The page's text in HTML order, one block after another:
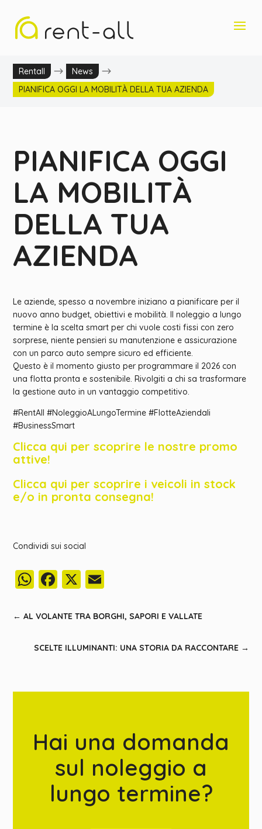
Rentall $ News $
PIANIFICA OGGI LA MOBILITÀ DELLA TUA AZIENDA
PIANIFICA OGGI
LA MOBILITÀ
DELLA TUA
AZIENDA
Le aziende, spesso a novembre iniziano a pianificare per il
nuovo anno budget, obiettivi e mobilità. Il noleggio a lungo
termine è la scelta smart per chi vuole costi fissi con zero
sorprese, niente pensieri su manutenzione e assicurazione
con un parco auto sempre sicuro ed efficiente.
Questo è il momento giusto per programmare il 2026 con
una flotta pronta e sostenibile. Rivolgiti a chi sa trasformare
la gestione auto in un vantaggio competitivo.
#RentAll #NoleggioALungoTermine #FlotteAziendali
#BusinessSmart
Clicca qui per scoprire le nostre promo
attive!
Clicca qui per scoprire i veicoli in stock
e/o in pronta consegna!
Condividi sui social
WhatsApp
Facebook
X
←AL VOLANTE TRA BORGHI, SAPORI E VALLATE
SCELTE ILLUMINANTI: UNA STORIA DA RACCONTARE→
Hai una domanda
sul noleggio a
lungo termine?